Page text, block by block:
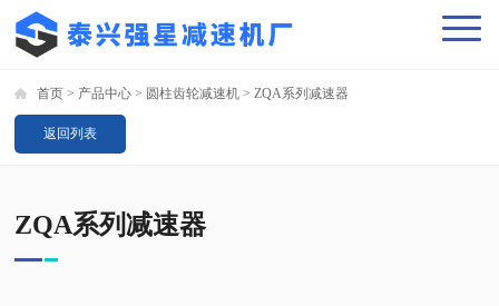
首页 > 产品中心 > 圆柱齿轮减速机 >ZQA系列减速器
返回列表
ZQA系列减速器